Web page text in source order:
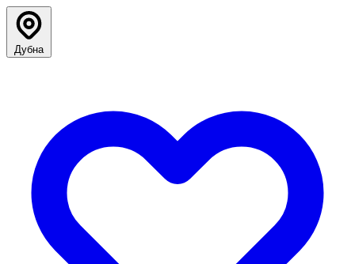
Дубна